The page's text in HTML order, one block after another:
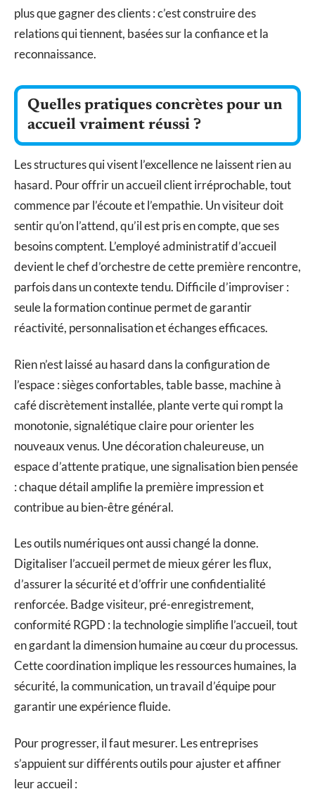
plus que gagner des clients : c’est construire des
relations qui tiennent, basées sur la confiance et la
reconnaissance.
Quelles pratiques concrètes pour un
accueil vraiment réussi ?
Les structures qui visent l’excellence ne laissent rien au
hasard. Pour offrir un accueil client irréprochable, tout
commence par l’écoute et l’empathie. Un visiteur doit
sentir qu’on l’attend, qu’il est pris en compte, que ses
besoins comptent. L’employé administratif d’accueil
devient le chef d’orchestre de cette première rencontre,
parfois dans un contexte tendu. Difficile d’improviser :
seule la formation continue permet de garantir
réactivité, personnalisation et échanges efficaces.
Rien n’est laissé au hasard dans la configuration de
l’espace : sièges confortables, table basse, machine à
café discrètement installée, plante verte qui rompt la
monotonie, signalétique claire pour orienter les
nouveaux venus. Une décoration chaleureuse, un
espace d’attente pratique, une signalisation bien pensée
: chaque détail amplifie la première impression et
contribue au bien-être général.
Les outils numériques ont aussi changé la donne.
Digitaliser l’accueil permet de mieux gérer les flux,
d’assurer la sécurité et d’offrir une confidentialité
renforcée. Badge visiteur, pré-enregistrement,
conformité RGPD : la technologie simplifie l’accueil, tout
en gardant la dimension humaine au cœur du processus.
Cette coordination implique les ressources humaines, la
sécurité, la communication, un travail d’équipe pour
garantir une expérience fluide.
Pour progresser, il faut mesurer. Les entreprises
s’appuient sur différents outils pour ajuster et affiner
leur accueil :